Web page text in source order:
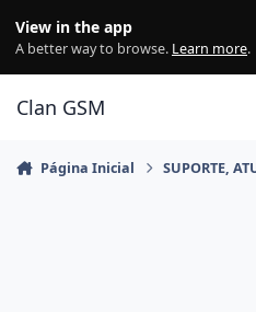
View in the app
A better way to browse. Learn more.
Clan GSM
Página Inicial SUPORTE,